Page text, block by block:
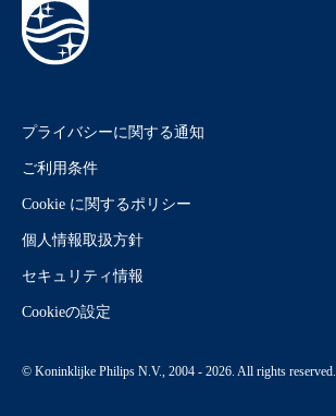
プライバシーに関する通知
ご利用条件
Cookie に関するポリシー
個人情報取扱方針
セキュリティ情報
Cookieの設定
© Koninklijke Philips N.V., 2004 - 2026. All rights reserved.